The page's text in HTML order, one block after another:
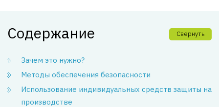
Содержание Свернуть
Зачем это нужно?
Методы обеспечения безопасности
Использование индивидуальных средств защиты на
производстве